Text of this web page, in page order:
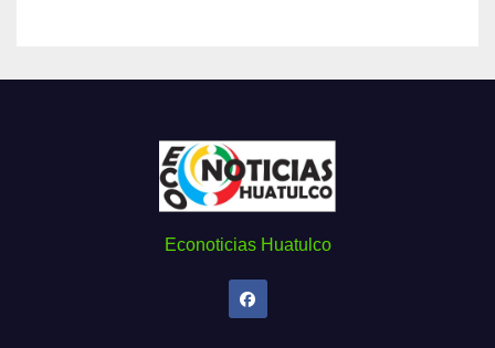
Econoticias Huatulco